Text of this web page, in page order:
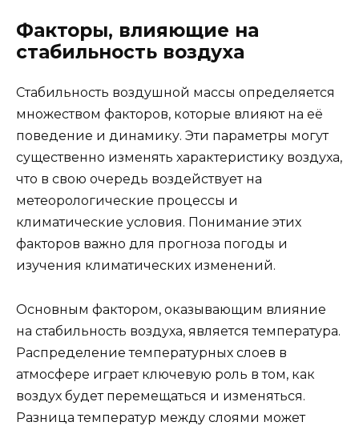
Факторы, влияющие на
стабильность воздуха
Стабильность воздушной массы определяется
множеством факторов, которые влияют на её
поведение и динамику. Эти параметры могут
существенно изменять характеристику воздуха,
что в свою очередь воздействует на
метеорологические процессы и
климатические условия. Понимание этих
факторов важно для прогноза погоды и
изучения климатических изменений.
Основным фактором, оказывающим влияние
на стабильность воздуха, является температура.
Распределение температурных слоев в
атмосфере играет ключевую роль в том, как
воздух будет перемещаться и изменяться.
Разница температур между слоями может